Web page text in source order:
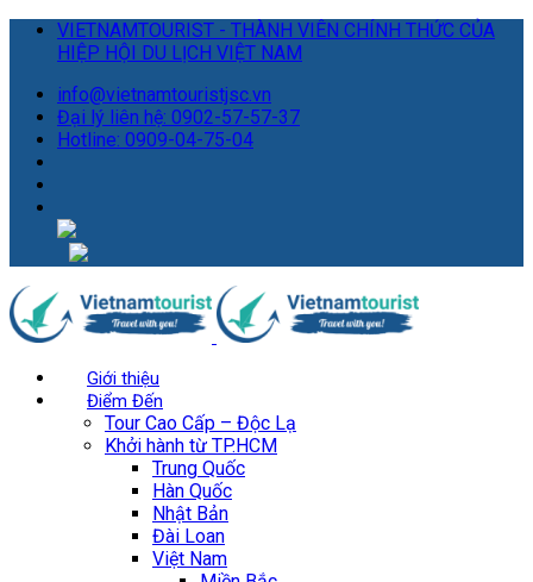
VIETNAMTOURIST - THÀNH VIÊN CHÍNH THỨC CỦA
HIỆP HỘI DU LỊCH VIỆT NAM
info@vietnamtouristjsc.vn
Đại lý liên hệ: 0902-57-57-37
Hotline: 0909-04-75-04
Giới thiệu
Điểm Đến
Tour Cao Cấp – Độc Lạ
Khởi hành từ TP.HCM
Trung Quốc
Hàn Quốc
Nhật Bản
Đài Loan
Việt Nam